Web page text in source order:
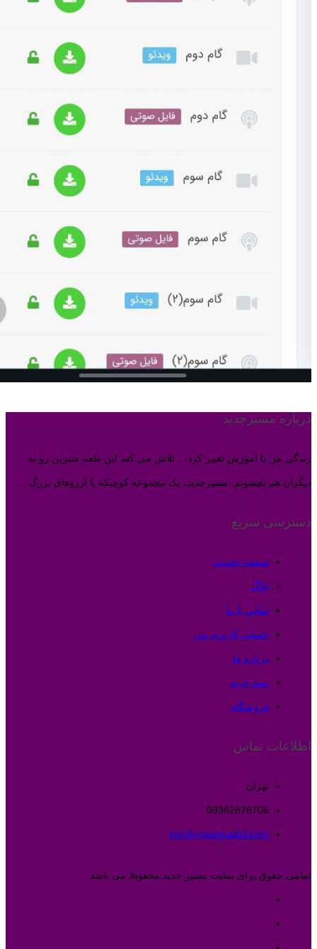
درباره مسیرجدید
زندگی من با آموزش تغییر کرد… تلاش می کنم این طعم شیرین رو به
دیگران هم بچشونم. مسیرجدید، یک مجموعه کوچیکه با آرزوهای بزرگ …
دسترسی سریع
صفحه نخست
بلاگ
تماس با ما
حساب کاربری من
درباره ما
سبد خرید
فروشگاه
اطلاعات تماس
تهران
09362876706
info@masirejadid.com
تمامی حقوق برای سایت مسیر جدید محفوظ می باشد.